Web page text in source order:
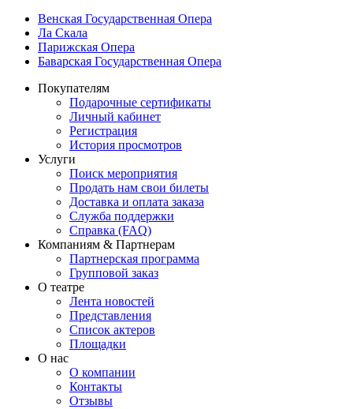
Венская Государственная Опера
Ла Скала
Парижская Опера
Баварская Государственная Опера
Покупателям
Подарочные сертификаты
Личный кабинет
Регистрация
История просмотров
Услуги
Поиск мероприятия
Продать нам свои билеты
Доставка и оплата заказа
Служба поддержки
Справка (FAQ)
Компаниям & Партнерам
Партнерская программа
Групповой заказ
О театре
Лента новостей
Представления
Список актеров
Площадки
О нас
О компании
Контакты
Отзывы